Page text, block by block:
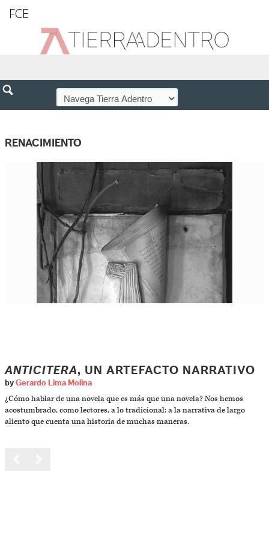
FCE
RENACIMIENTO
ANTICITERA, UN ARTEFACTO NARRATIVO
by Gerardo Lima Molina
¿Cómo hablar de una novela que es más que una novela? Nos hemos
acostumbrado, como lectores, a lo tradicional: a la narrativa de largo
aliento que cuenta una historia de muchas maneras.